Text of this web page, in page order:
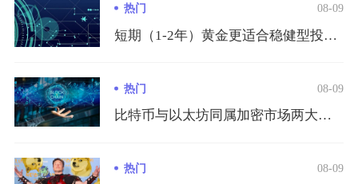
热门 08-09
短期（1-2年）黄金更适合稳健型投资者，长期（10年+）比特...
热门 08-09
比特币与以太坊同属加密市场两大核心底层区块链资产，二者依托同...
热门 08-09